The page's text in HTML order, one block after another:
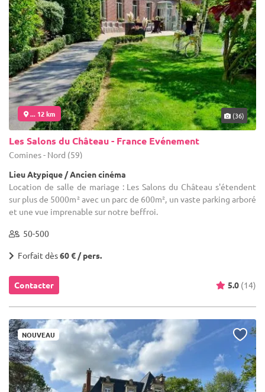
... 12 km (36)
Les Salons du Château - France Evénement
Comines - Nord (59)
Lieu Atypique / Ancien cinéma
Location de salle de mariage : Les Salons du Château s'étendent
sur plus de 5000m² avec un parc de 600m², un vaste parking arboré
et une vue imprenable sur notre beffroi.
50-500
Forfait dès60 € / pers.
Contacter 5.0 (14)
NOUVEAU